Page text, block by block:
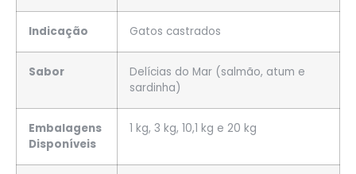
Indicação Gatos castrados
Sabor
Delícias do Mar (salmão, atum e
sardinha)
Embalagens
Disponíveis
1 kg, 3 kg, 10,1 kg e 20 kg